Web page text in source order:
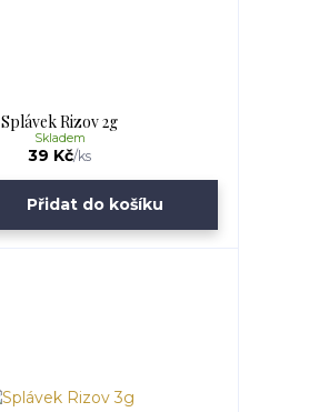
Splávek Rizov 2g
39 Kč/ks
Skladem
Přidat do košíku